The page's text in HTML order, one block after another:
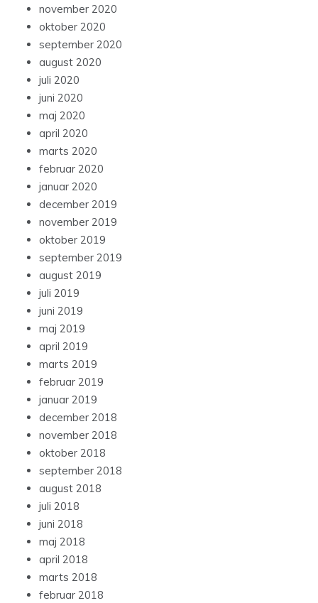
november 2020
oktober 2020
september 2020
august 2020
juli 2020
juni 2020
maj 2020
april 2020
marts 2020
februar 2020
januar 2020
december 2019
november 2019
oktober 2019
september 2019
august 2019
juli 2019
juni 2019
maj 2019
april 2019
marts 2019
februar 2019
januar 2019
december 2018
november 2018
oktober 2018
september 2018
august 2018
juli 2018
juni 2018
maj 2018
april 2018
marts 2018
februar 2018